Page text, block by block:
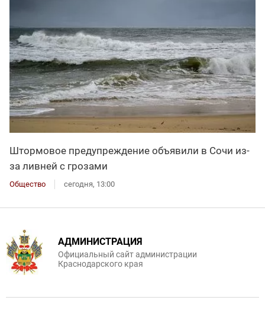
Штормовое предупреждение объявили в Сочи из-
за ливней с грозами
Общество сегодня, 13:00
АДМИНИСТРАЦИЯ
Официальный сайт администрации
Краснодарского края